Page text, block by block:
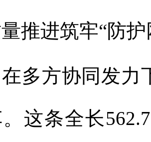
推进筑牢“防护
方协同发力下
这条全长